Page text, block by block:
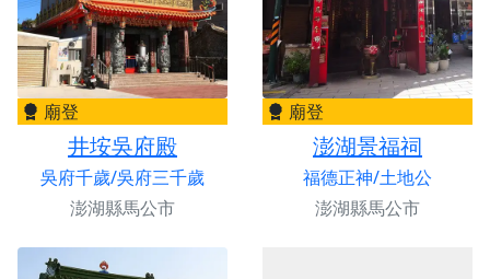
廟登
井垵吳府殿
吳府千歲/吳府三千歲
澎湖縣馬公市
廟登
澎湖景福祠
福德正神/土地公
澎湖縣馬公市